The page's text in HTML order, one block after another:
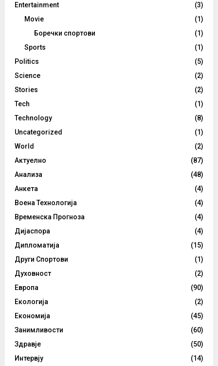
Entertainment
(3)
Movie
(1)
Боречки спортови
(1)
Sports
(1)
Politics
(5)
Science
(2)
Stories
(2)
Tech
(1)
Technology
(8)
Uncategorized
(1)
World
(2)
Актуелно
(87)
Анализа
(48)
Анкета
(4)
Воена Технологија
(4)
Временска Прогноза
(4)
Дијаспора
(4)
Дипломатија
(15)
Други Спортови
(1)
Духовност
(2)
Европа
(90)
Екологија
(2)
Економија
(45)
Занимливости
(60)
Здравје
(50)
Интервју
(14)